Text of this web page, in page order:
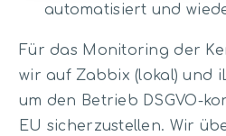
automatisiert und
Für das Monitoring der
wir auf Zabbix (lokal) und
um den Betrieb DSGVO-
EU sicherzustellen. Wir